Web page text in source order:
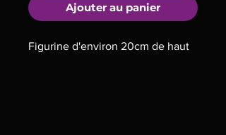
Ajouter au panier
Figurine d'environ 20cm de haut